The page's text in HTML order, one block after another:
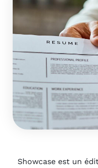
Showcase est un